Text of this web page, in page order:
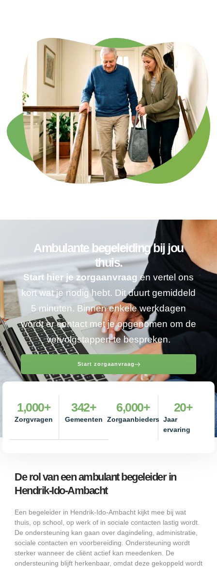
Ambulante begeleiding bij jou
thuis.
Start hier je zorgaanvraag en vertel ons
kort wat je nodig hebt. Dit duurt gemiddeld
5 minuten. Binnen enkele werkdagen
wordt er contact met je opgenomen om de
vervolgstappen te bespreken.
Start zorgaanvraag
Zorgvragen
1,000+
Gemeenten
342+
Zorgaanbieders
6,000+
Jaar
ervaring
20+
De rol van een ambulant begeleider in
Hendrik-Ido-Ambacht
Een begeleider in Hendrik-Ido-Ambacht kijkt mee bij wat
thuis, op school, op werk of in sociale contacten lastig wordt.
De ondersteuning kan gaan over dagindeling, administratie,
sociale contacten en voorbereiding. Ondersteuning wordt
sterker wanneer de cliënt actief kan meedenken. De
ondersteuning blijft herkenbaar, omdat deze gekoppeld wordt